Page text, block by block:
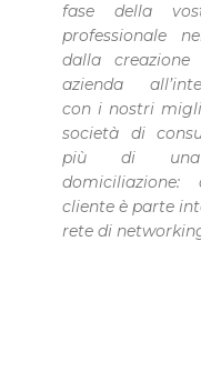
fase della
professionale
dalla
azienda
con i nostri
società di
più di una
cliente è parte
rete di